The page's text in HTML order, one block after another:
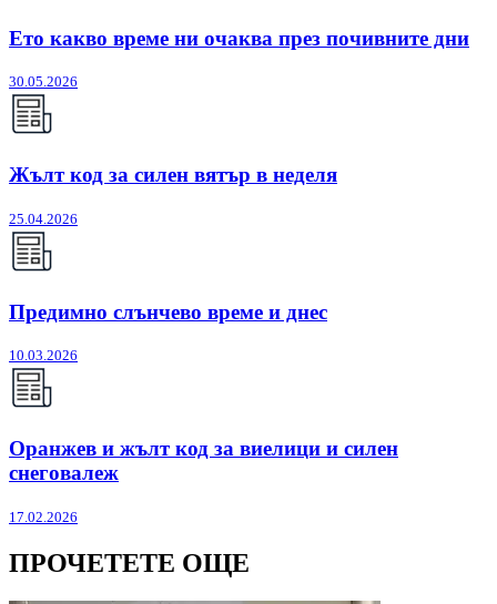
Ето какво време ни очаква през почивните дни
30.05.2026
Жълт код за силен вятър в неделя
25.04.2026
Предимно слънчево време и днес
10.03.2026
Оранжев и жълт код за виелици и силен
снеговалеж
17.02.2026
ПРОЧЕТЕТЕ ОЩЕ